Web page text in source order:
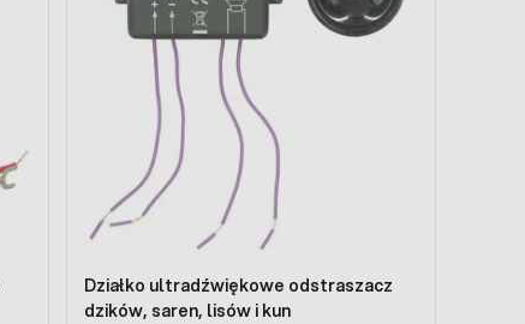
Działko ultradźwiękowe odstraszacz
dzików, saren, lisów i kun